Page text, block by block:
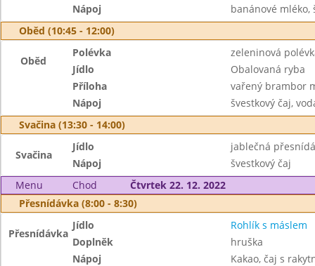
Nápoj
banánové mléko,
Oběd (10:45 - 12:00)
Oběd
Polévka
zeleninová
Jídlo
Obalovaná ryba
Příloha
vařený brambor
Nápoj
švestkový čaj,
Svačina (13:30 - 14:00)
Svačina
Jídlo
jablečná
Nápoj
švestkový čaj
Menu
Chod
Čtvrtek 22. 12. 2022
Přesnídávka (8:00 - 8:30)
Přesnídávka
Jídlo
Rohlík s máslem
Doplněk
hruška
Nápoj
Kakao, čaj s